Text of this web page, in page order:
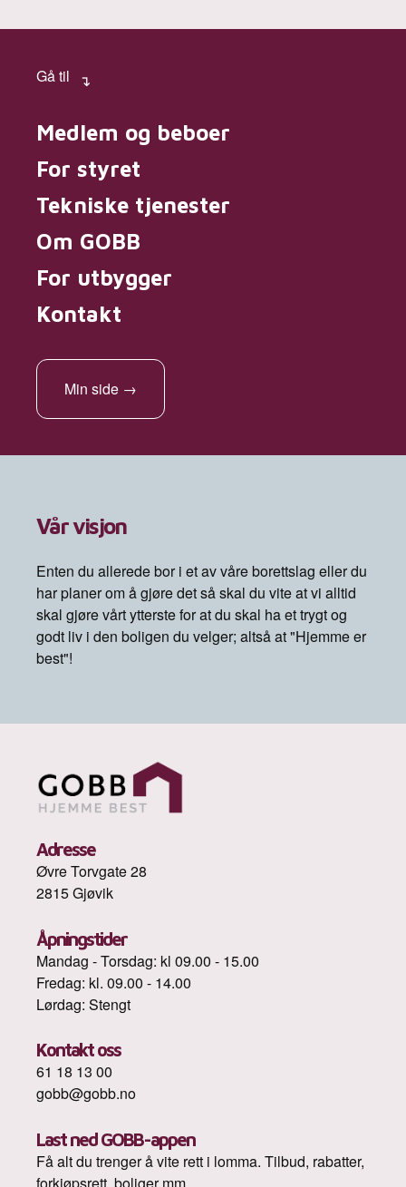
Gå til
Medlem og beboer
For styret
Tekniske tjenester
Om GOBB
For utbygger
Kontakt
Min side →
Vår visjon
Enten du allerede bor i et av våre borettslag eller du
har planer om å gjøre det så skal du vite at vi alltid
skal gjøre vårt ytterste for at du skal ha et trygt og
godt liv i den boligen du velger; altså at "Hjemme er
best"!
Adresse
Øvre Torvgate 28
2815 Gjøvik
Åpningstider
Mandag - Torsdag: kl 09.00 - 15.00
Fredag: kl. 09.00 - 14.00
Lørdag: Stengt
Kontakt oss
61 18 13 00
gobb@gobb.no
Last ned GOBB-appen
Få alt du trenger å vite rett i lomma. Tilbud, rabatter,
forkjøpsrett, boliger mm.